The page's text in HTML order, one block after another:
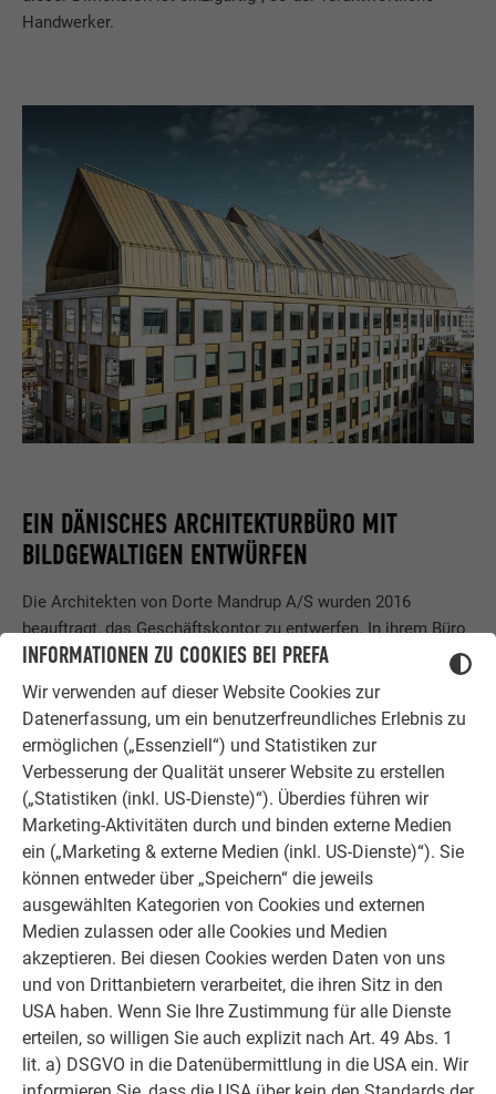
INFORMATIONEN ZU COOKIES BEI PREFA
Wir verwenden auf dieser Website Cookies zur
Datenerfassung, um ein benutzerfreundliches Erlebnis zu
ermöglichen („Essenziell“) und Statistiken zur
Verbesserung der Qualität unserer Website zu erstellen
(„Statistiken (inkl. US-Dienste)“). Überdies führen wir
Marketing-Aktivitäten durch und binden externe Medien
ein („Marketing & externe Medien (inkl. US-Dienste)“). Sie
können entweder über „Speichern“ die jeweils
ausgewählten Kategorien von Cookies und externen
Medien zulassen oder alle Cookies und Medien
akzeptieren. Bei diesen Cookies werden Daten von uns
und von Drittanbietern verarbeitet, die ihren Sitz in den
USA haben. Wenn Sie Ihre Zustimmung für alle Dienste
erteilen, so willigen Sie auch explizit nach Art. 49 Abs. 1
lit. a) DSGVO in die Datenübermittlung in die USA ein. Wir
Handwerker.
EIN DÄNISCHES ARCHITEKTURBÜRO MIT
BILDGEWALTIGEN ENTWÜRFEN
Die Architekten von Dorte Mandrup A/S wurden 2016
beauftragt, das Geschäftskontor zu entwerfen. In ihrem Büro
in Kopenhagen sind noch ein paar der originalen
Aluminiummuster zum AURA Projekt zu finden, die zeigen, in
welchen Abstufungen die Farbe für AURA entwickelt wurde.
Das dänische Architekturbüro, das sich aufgrund seiner
bildgewaltigen Entwürfe in der Architekturszene etabliert hat,
wächst seit Jahren – aktuell wird ein zweites Geschoss des
Hinterhofgebäudes mit Werkstatt und Computerplätzen
ausgebaut. Man blickt hier gerne in die Zukunft und
beschäftigt sich mit Themen wie Upcycling oder
Biodiversität, soziale Integration, vollständige Lebenszyklen
einzelner Materialien und alternative Strukturen für den
Wohnungsmarkt. Damit lassen sich schließlich wichtige
Wettbewerbe gewinnen.
Material:
Prefalz
Sonderfarbe Jaisalmer Gold